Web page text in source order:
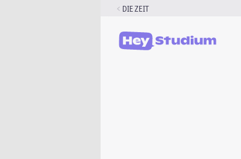
DIE ZEIT